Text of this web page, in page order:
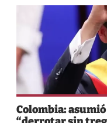
Colombia: